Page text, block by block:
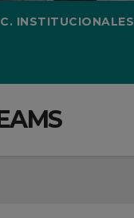
INSTITUCIONALES